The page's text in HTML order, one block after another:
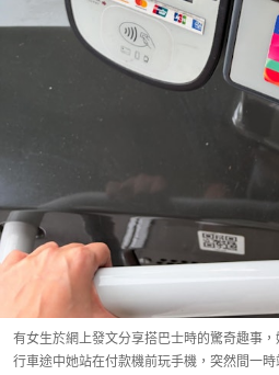
有女生於網上發文分享搭巴士時的驚奇趣事
行車途中她站在付款機前玩手機，突然間一